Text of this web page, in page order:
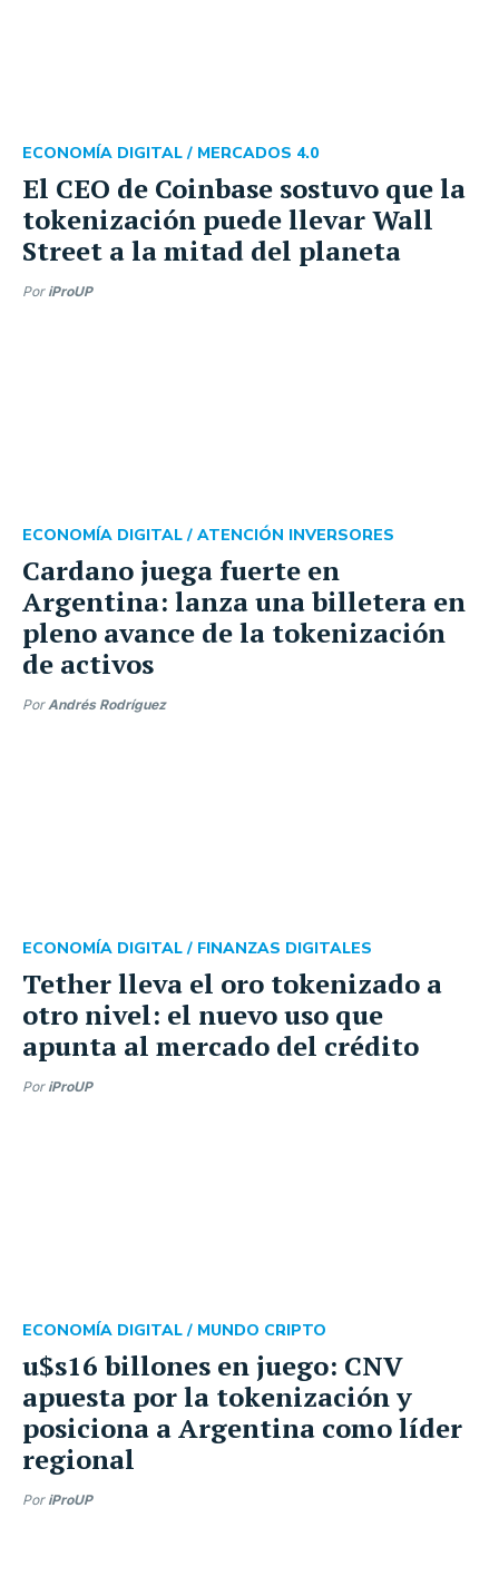
El CEO de Coinbase sostuvo que la
tokenización puede llevar Wall
Street a la mitad del planeta
ECONOMÍA DIGITAL / MERCADOS 4.0
Por iProUP
Cardano juega fuerte en
Argentina: lanza una billetera en
pleno avance de la tokenización
de activos
ECONOMÍA DIGITAL / ATENCIÓN INVERSORES
PorAndrés Rodríguez
Tether lleva el oro tokenizado a
otro nivel: el nuevo uso que
apunta al mercado del crédito
ECONOMÍA DIGITAL / FINANZAS DIGITALES
Por iProUP
u$s16 billones en juego: CNV
apuesta por la tokenización y
posiciona a Argentina como líder
regional
ECONOMÍA DIGITAL / MUNDO CRIPTO
Por iProUP